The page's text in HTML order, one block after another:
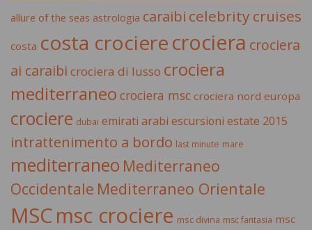
allure of the seas astrologia caraibi celebrity cruises
costa costa crocierecrociera crociera
ai caraibi crociera di lusso crociera
mediterraneo crociera msc crociera nord europa
crociere dubai emirati arabi escursioni estate 2015
intrattenimento a bordo last minute mare
mediterraneo Mediterraneo
Occidentale Mediterraneo Orientale
MSCmsc crociere msc divina msc fantasia msc